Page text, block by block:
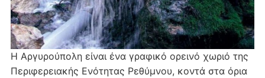
Η Αργυρούπολη είναι ένα γραφικό ορεινό χωριό της
Περιφερειακής Ενότητας Ρεθύμνου, κοντά στα όρια